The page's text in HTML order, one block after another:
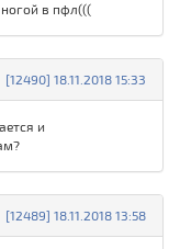
в пфл(((
[12490] 18.11.2018 15:33
и
[12489] 18.11.2018 13:58